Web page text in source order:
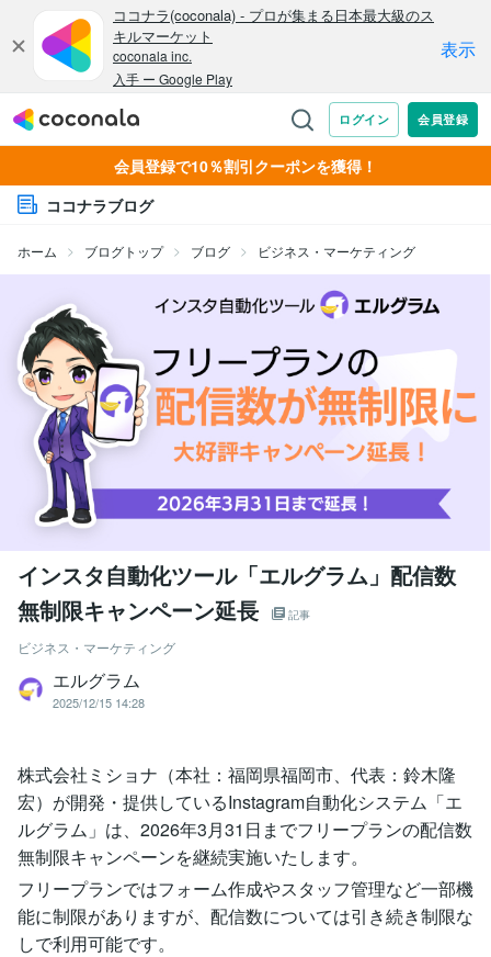
会員登録で10％割引クーポンを獲得！
ココナラブログ
ホーム ブログトップ ブログ ビジネス・マーケティング
インスタ自動化ツール「エルグラム」配信数
無制限キャンペーン延長
記事
ビジネス・マーケティング
エルグラム
2025/12/15 14:28
株式会社ミショナ（本社：福岡県福岡市、代表：鈴木隆
宏）が開発・提供しているInstagram自動化システム「エ
ルグラム」は、2026年3月31日までフリープランの配信数
無制限キャンペーンを継続実施いたします。
フリープランではフォーム作成やスタッフ管理など一部機
能に制限がありますが、配信数については引き続き制限な
しで利用可能です。